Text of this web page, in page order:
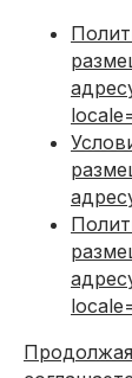
помещений в
+7 (495)
Контакты
г. Москва,
стр. 1 БЦ
Пн-Пт